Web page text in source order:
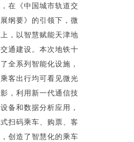
在《中国城市轨道交
纲要》的引领下，微
，以智慧赋能天津地
通建设。本次地铁十
全系列智能化设施，
客出行均可看见微光
，利用新一代通信技
备和数据分析应用，
扫码乘车、购票、客
创造了智慧化的乘车